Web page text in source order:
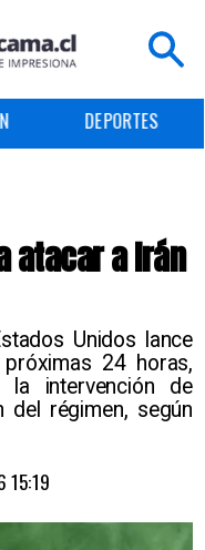
CULTURA
atacar a Irán
Unidos lance
24 horas,
la intervención de
del régimen, según
15:19